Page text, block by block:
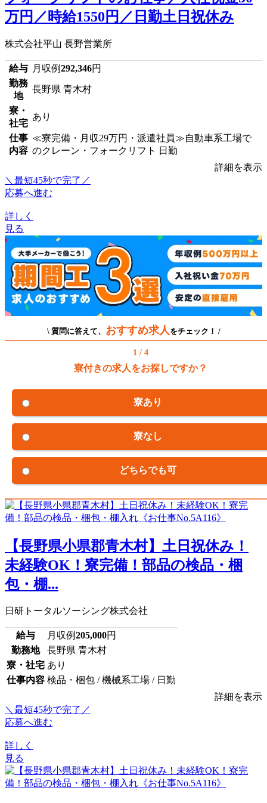
万円／時給1550円／日勤土日祝休み
株式会社平山 長野営業所
給与 月収例292,346円
勤務
地
長野県 青木村
寮・
社宅
あり
仕事
内容
≪寮完備・月収29万円・派遣社員≫自動車系工場で
のクレーン・フォークリフト 日勤
詳細を表示
＼最短45秒で完了／
応募へ進む
詳しく
見る
\ 質問に答えて、 おすすめ求人 をチェック！ /
1 / 4
寮付きの求人をお探しですか？
寮あり
寮なし
どちらでも可
【長野県小県郡青木村】土日祝休み！
未経験OK！寮完備！部品の検品・梱
包・棚...
日研トータルソーシング株式会社
給与 月収例205,000円
勤務地
長野県 青木村
寮・社宅 あり
仕事内容 検品・梱包 / 機械系工場 / 日勤
詳細を表示
＼最短45秒で完了／
応募へ進む
詳しく
見る